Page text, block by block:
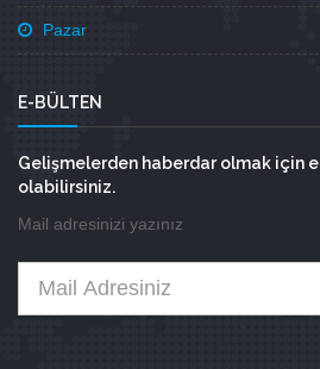
Pazar
E-BÜLTEN
Gelişmelerden haberdar olmak için
olabilirsiniz.
Mail adresinizi yazınız